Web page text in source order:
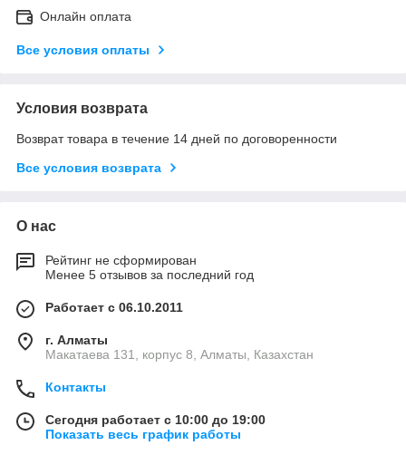
Онлайн оплата
Все условия оплаты
Условия возврата
Возврат товара в течение 14 дней по договоренности
Все условия возврата
О нас
Рейтинг не сформирован
Менее 5 отзывов за последний год
Работает с 06.10.2011
г. Алматы
Макатаева 131, корпус 8, Алматы, Казахстан
Контакты
Сегодня работает с 10:00 до 19:00
Показать весь график работы